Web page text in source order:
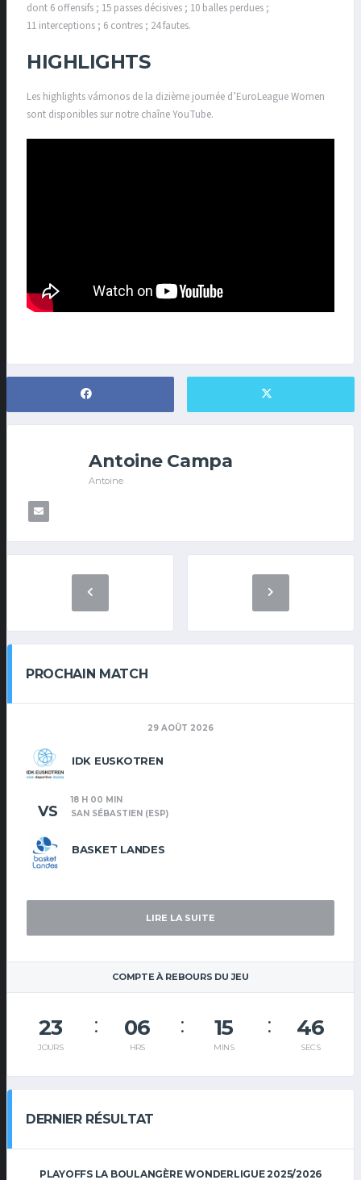
dont 6 offensifs ; 15 passes décisives ; 10 balles perdues ;
11 interceptions ; 6 contres ; 24 fautes.
HIGHLIGHTS
Les highlights vámonos de la dizième journée d’EuroLeague Women
sont disponibles sur notre chaîne YouTube.
Antoine Campa
Antoine
PROCHAIN MATCH
29 AOÛT 2026
IDK EUSKOTREN
BASKET LANDES
VS
18 H 00 MIN
SAN SÉBASTIEN (ESP)
LIRE LA SUITE
COMPTE À REBOURS DU JEU
23
JOURS
06
HRS
15
MINS
45
SECS
DERNIER RÉSULTAT
PLAYOFFS LA BOULANGÈRE WONDERLIGUE 2025/2026